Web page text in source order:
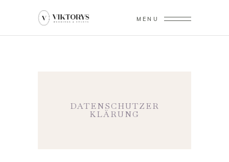
MENU
DATENSCHUTZER
KLÄRUNG